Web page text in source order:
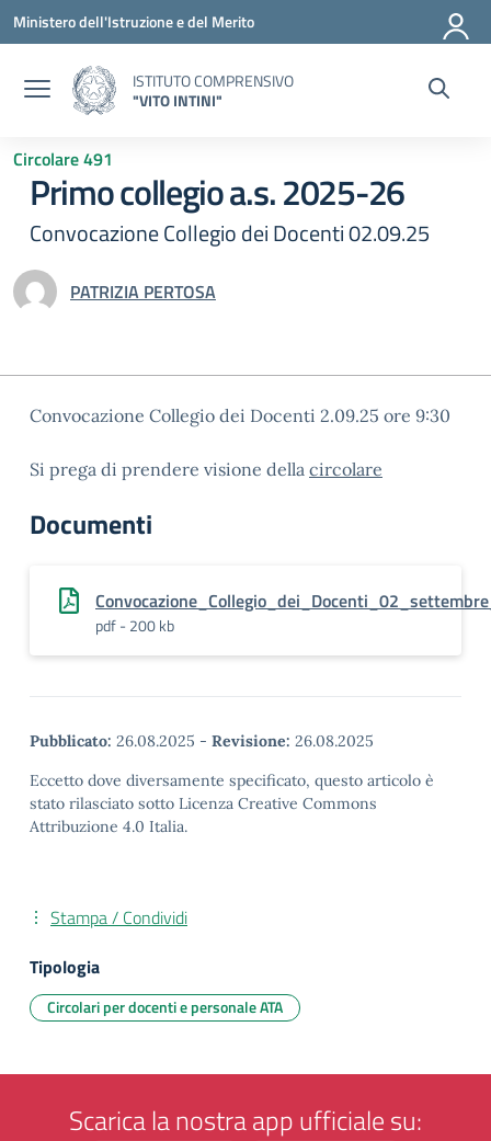
Vai ai contenuti
Vai al menu di navigazione
Vai al footer
Ministero dell'Istruzione e del Merito
ISTITUTO COMPRENSIVO
"VITO INTINI"
Circolare 491
Primo collegio a.s. 2025-26
Convocazione Collegio dei Docenti 02.09.25
PATRIZIA PERTOSA
Convocazione Collegio dei Docenti 2.09.25 ore 9:30
Si prega di prendere visione della circolare
Documenti
pdf - 200 kb
Pubblicato: 26.08.2025 - Revisione: 26.08.2025
Eccetto dove diversamente specificato, questo articolo è
stato rilasciato sotto Licenza Creative Commons
Attribuzione 4.0 Italia.
Stampa / Condividi
Tipologia
Circolari per docenti e personale ATA
Scarica la nostra app ufficiale su: